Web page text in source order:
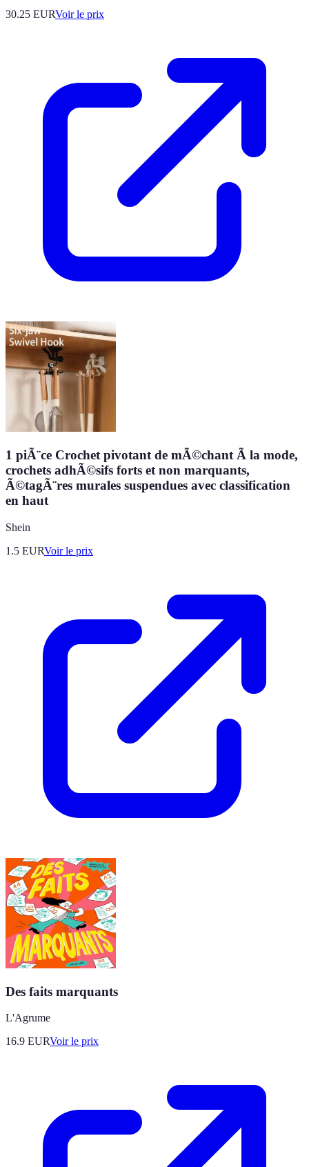
30.25 EURVoir le prix
1 piÃ¨ce Crochet pivotant de mÃ©chant Ã la mode,
crochets adhÃ©sifs forts et non marquants,
Ã©tagÃ¨res murales suspendues avec classification
en haut
Shein
1.5 EURVoir le prix
Des faits marquants
L'Agrume
16.9 EURVoir le prix